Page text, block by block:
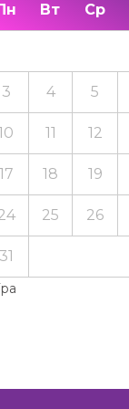
Вт Ср
3 4 5
11 12
18 19
25 26